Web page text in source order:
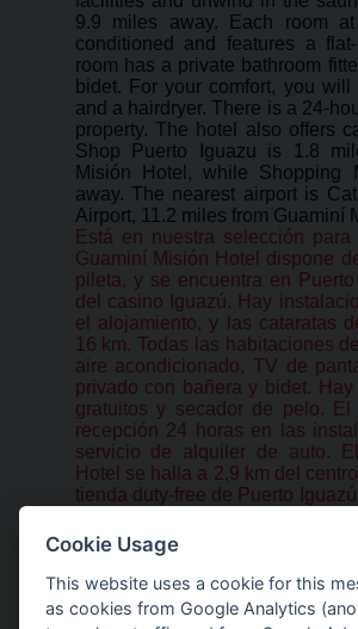
9.9 miles away. Each room
conditioned and features a
room has a private bathroom
bidet. For your comfort, you
and a hairdryer. There is a 24-
property. The hotel also offers
Shop Puerto Iguazu is 1.8
Misión Hotel, while Shopping
away. The nearest airport is
Airport, 11.2 miles from Guaminí
Está en nuestra selección para
Guaminí Misión Hotel dispone
pileta, y se encuentra en
del casino Iguazú. Hay
el alojamiento, y las cataratas
16 km. Todas las habitaciones
aire acondicionado, TV de
privado con bañera y bidet.
gratuitos y secador de pelo.
recepción 24 horas en las
servicio de alquiler de auto.
Hotel se halla a 2,9 km del
tienda duty-free de Puerto
km del Guaminí Misión Hotel.
Cookie Usage
This website uses a cookie for this
as cookies from Google Analytics